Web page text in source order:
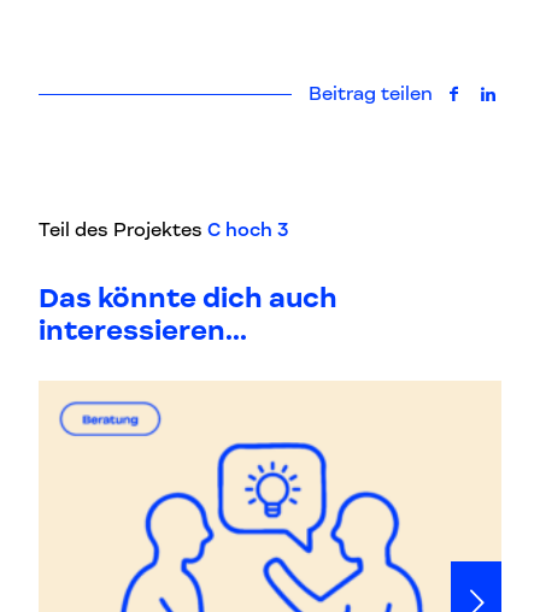
Teil des Projektes C hoch 3
Beitrag teilen auf auf
Das könnte dich auch
interessieren...